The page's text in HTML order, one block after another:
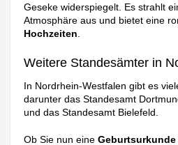
Geseke widerspiegelt. Es strahlt
Atmosphäre aus und bietet eine
Hochzeiten
Weitere Standesämter in
In Nordrhein-Westfalen gibt es
darunter das Standesamt
und das Standesamt Bielefeld.
Ob Sie nun eineGeburtsurkunde